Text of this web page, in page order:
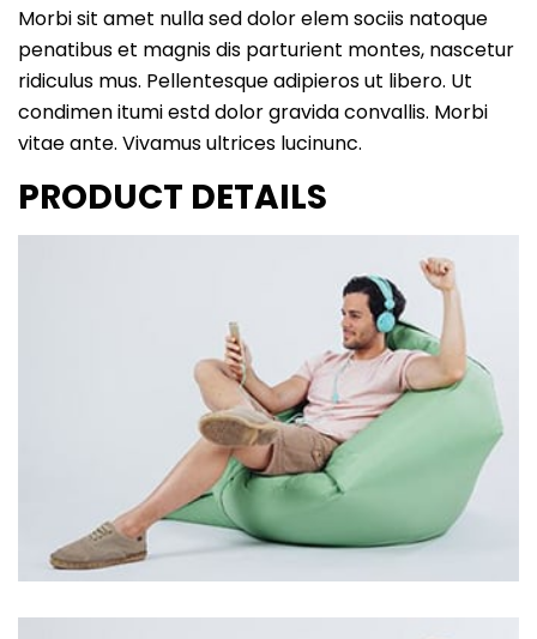
Morbi sit amet nulla sed dolor elem sociis natoque
penatibus et magnis dis parturient montes, nascetur
ridiculus mus. Pellentesque adipieros ut libero. Ut
condimen itumi estd dolor gravida convallis. Morbi
vitae ante. Vivamus ultrices lucinunc.
PRODUCT DETAILS